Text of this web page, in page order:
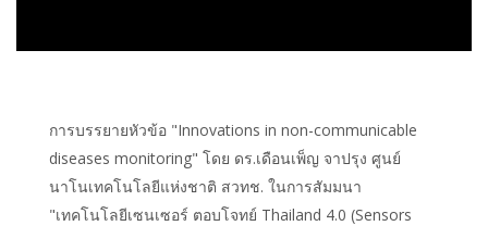
การบรรยายหัวข้อ "Innovations in non-communicable
diseases monitoring" โดย ดร.เดือนเพ็ญ จาปรุง ศูนย์
นาโนเทคโนโลยีแห่งชาติ สวทช. ในการสัมมนา
"เทคโนโลยีเซนเซอร์ ตอบโจทย์ Thailand 4.0 (Sensors